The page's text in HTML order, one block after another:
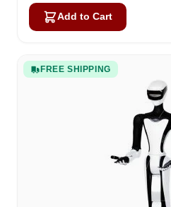
Add to Cart
FREE SHIPPING